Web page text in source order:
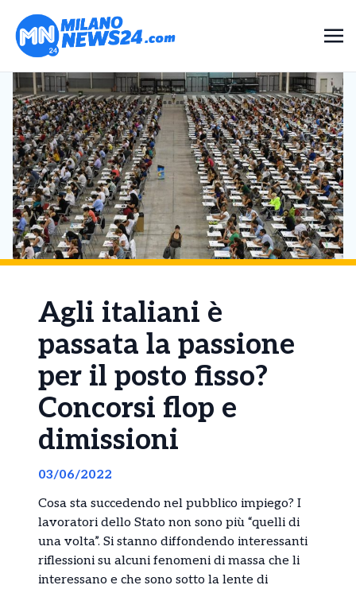
Agli italiani è
passata la passione
per il posto fisso?
Concorsi flop e
dimissioni
03/06/2022
Cosa sta succedendo nel pubblico impiego? I
lavoratori dello Stato non sono più “quelli di
una volta”. Si stanno diffondendo interessanti
riflessioni su alcuni fenomeni di massa che li
interessano e che sono sotto la lente di